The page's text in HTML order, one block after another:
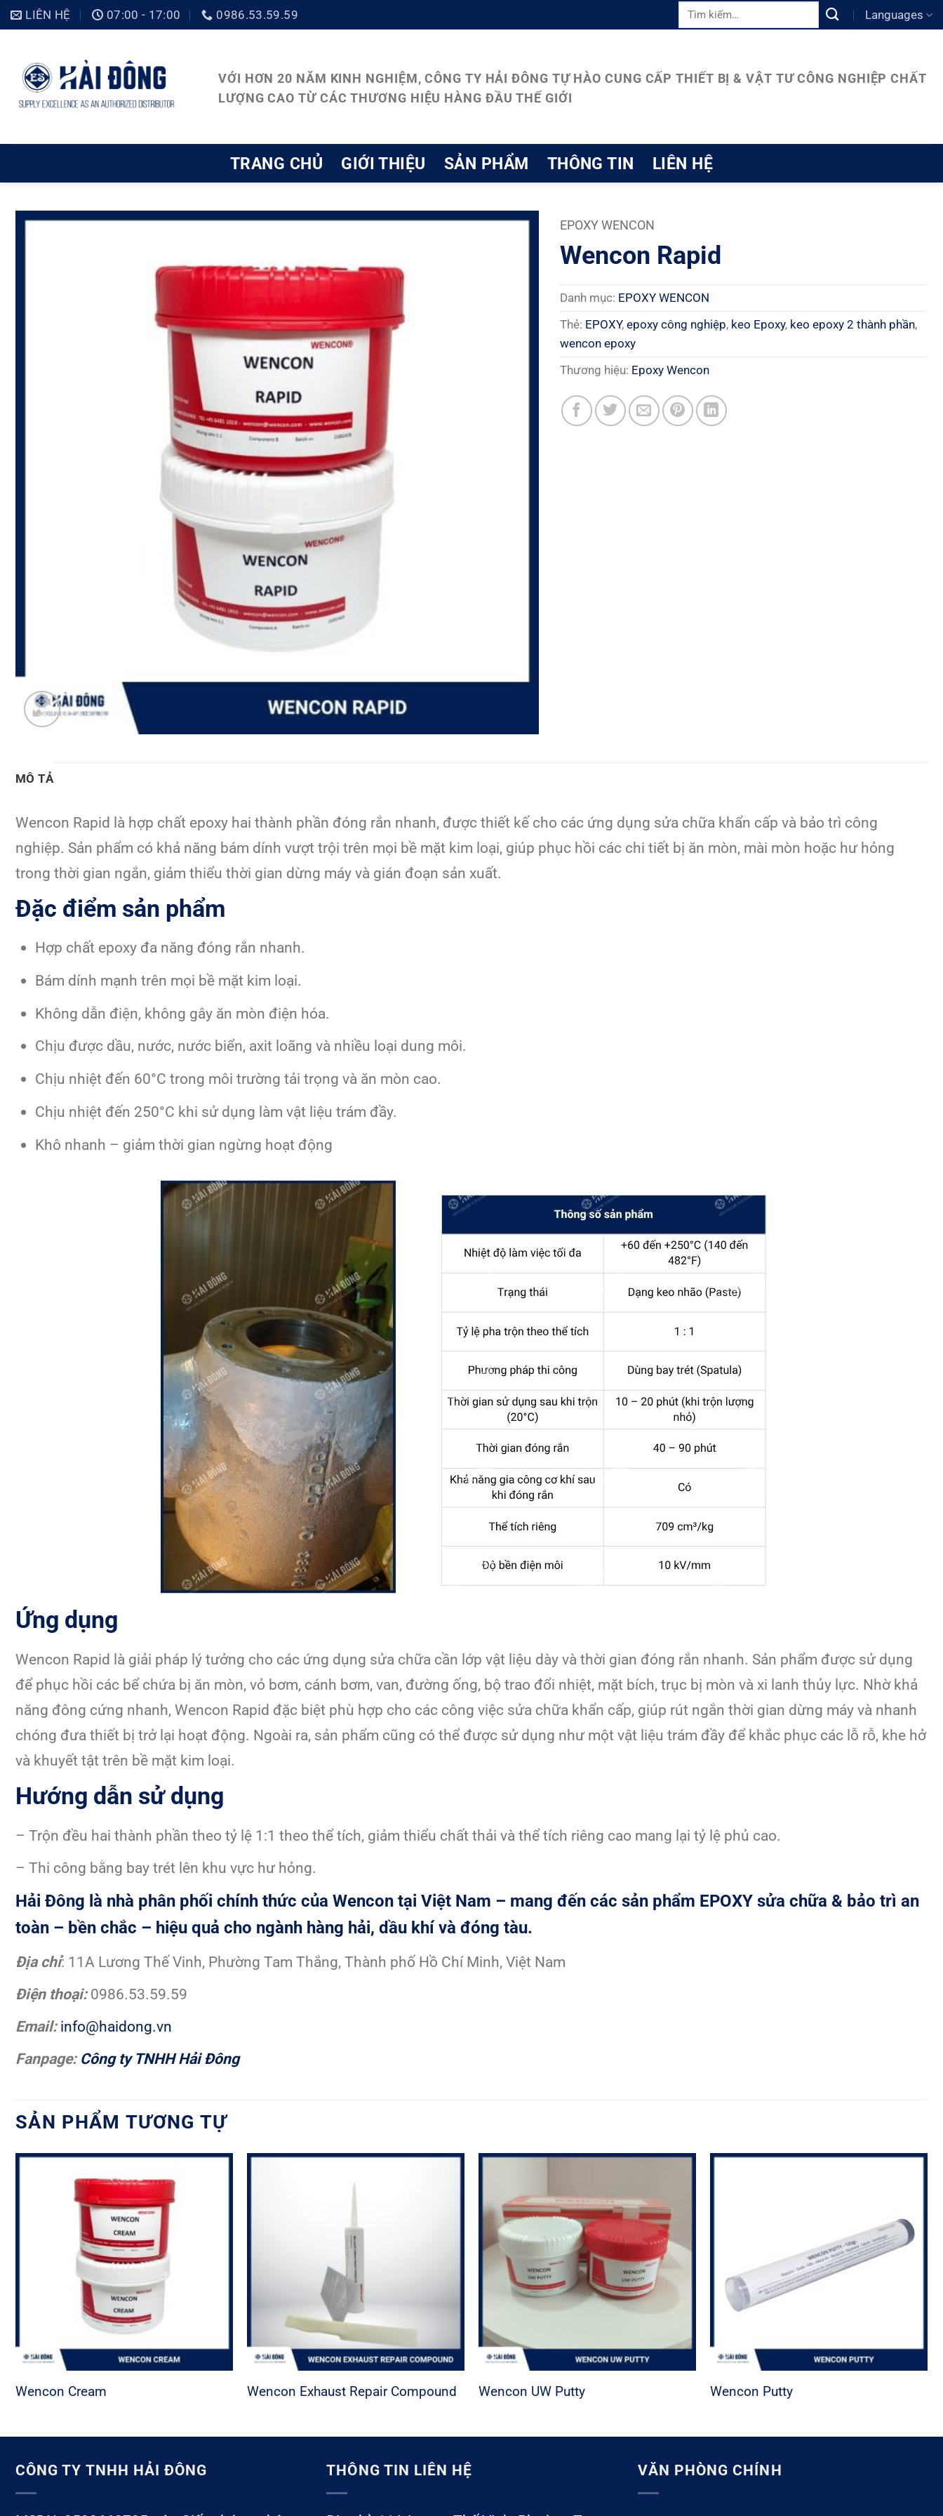
Bỏ
qua
dung
LIÊN HỆ 07:00 - 17:00 0986.53.59.59
Tìm
Languages
VỚI HƠN 20 NĂM KINH NGHIỆM, CÔNG TY HẢI ĐÔNG TỰ HÀO CUNG CẤP THIẾT BỊ & VẬT TƯ CÔNG NGHIỆP CHẤT
LƯỢNG CAO TỪ CÁC THƯƠNG HIỆU HÀNG ĐẦU THẾ GIỚI
TRANG CHỦ GIỚI THIỆU SẢN PHẨM THÔNG TIN LIÊN HỆ
EPOXY WENCON
Wencon Rapid
Danh mục: EPOXY WENCON
Thẻ: EPOXY, epoxy công nghiệp, keo Epoxy, keo epoxy 2 thành phần,
wencon epoxy
Thương hiệu: Epoxy Wencon
MÔ TẢ
Wencon Rapid là hợp chất epoxy hai thành phần đóng rắn nhanh, được thiết kế cho các ứng dụng sửa chữa khẩn cấp và bảo trì công
nghiệp. Sản phẩm có khả năng bám dính vượt trội trên mọi bề mặt kim loại, giúp phục hồi các chi tiết bị ăn mòn, mài mòn hoặc hư hỏng
trong thời gian ngắn, giảm thiểu thời gian dừng máy và gián đoạn sản xuất.
Đặc điểm sản phẩm
Hợp chất epoxy đa năng đóng rắn nhanh.
Bám dính mạnh trên mọi bề mặt kim loại.
Không dẫn điện, không gây ăn mòn điện hóa.
Chịu được dầu, nước, nước biển, axit loãng và nhiều loại dung môi.
Chịu nhiệt đến 60°C trong môi trường tải trọng và ăn mòn cao.
Chịu nhiệt đến 250°C khi sử dụng làm vật liệu trám đầy.
Khô nhanh – giảm thời gian ngừng hoạt động
Ứng dụng
Wencon Rapid là giải pháp lý tưởng cho các ứng dụng sửa chữa cần lớp vật liệu dày và thời gian đóng rắn nhanh. Sản phẩm được sử dụng
để phục hồi các bể chứa bị ăn mòn, vỏ bơm, cánh bơm, van, đường ống, bộ trao đổi nhiệt, mặt bích, trục bị mòn và xi lanh thủy lực. Nhờ khả
năng đông cứng nhanh, Wencon Rapid đặc biệt phù hợp cho các công việc sửa chữa khẩn cấp, giúp rút ngắn thời gian dừng máy và nhanh
chóng đưa thiết bị trở lại hoạt động. Ngoài ra, sản phẩm cũng có thể được sử dụng như một vật liệu trám đầy để khắc phục các lỗ rỗ, khe hở
và khuyết tật trên bề mặt kim loại.
Hướng dẫn sử dụng
– Trộn đều hai thành phần theo tỷ lệ 1:1 theo thể tích, giảm thiểu chất thải và thể tích riêng cao mang lại tỷ lệ phủ cao.
– Thi công bằng bay trét lên khu vực hư hỏng.
Hải Đông là nhà phân phối chính thức của Wencon tại Việt Nam – mang đến các sản phẩm EPOXY sửa chữa & bảo trì an
toàn – bền chắc – hiệu quả cho ngành hàng hải, dầu khí và đóng tàu.
Địa chỉ: 11A Lương Thế Vinh, Phường Tam Thắng, Thành phố Hồ Chí Minh, Việt Nam
Điện thoại: 0986.53.59.59
Email: info@haidong.vn
Fanpage: Công ty TNHH Hải Đông
SẢN PHẨM TƯƠNG TỰ
Wencon Cream Wencon Exhaust Repair Compound Wencon UW Putty Wencon Putty
CÔNG TY TNHH HẢI ĐÔNG THÔNG TIN LIÊN HỆ VĂN PHÒNG CHÍNH